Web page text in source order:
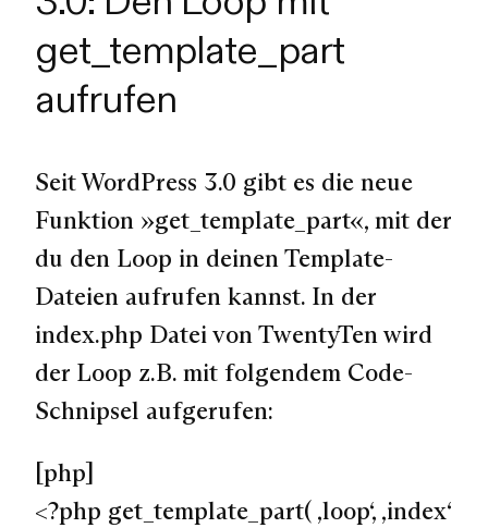
get_template_part
aufrufen
Seit WordPress 3.0 gibt es die neue
Funktion »get_template_part«, mit der
du den Loop in deinen Template-
Dateien aufrufen kannst. In der
index.php Datei von TwentyTen wird
der Loop z.B. mit folgendem Code-
Schnipsel aufgerufen:
[php]
<?php get_template_part( ‚loop‘, ‚index‘